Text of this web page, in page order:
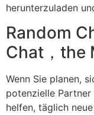
herunterzuladen
Random
Chat，the
Wenn Sie planen,
potenzielle
helfen, täglich